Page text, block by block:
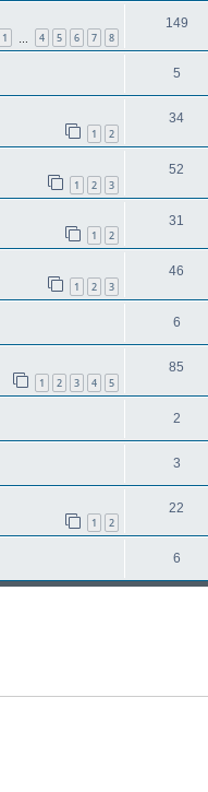
1 4 5 6 7 8
149
5
1 2
34
1 2 3
52
1 2
31
1 2 3
46
6
1 2 3 4 5
85
2
3
1 2
22
6